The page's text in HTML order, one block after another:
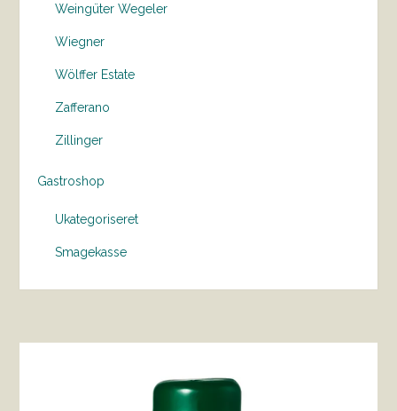
Weingüter Wegeler
Wiegner
Wölffer Estate
Zafferano
Zillinger
Gastroshop
Ukategoriseret
Smagekasse